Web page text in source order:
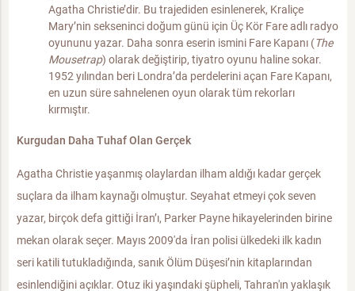
Agatha Christie’dir. Bu trajediden esinlenerek, Kraliçe
Mary’nin sekseninci doğum günü için Üç Kör Fare adlı radyo
oyununu yazar. Daha sonra eserin ismini Fare Kapanı (The
Mousetrap) olarak değiştirip, tiyatro oyunu haline sokar.
1952 yılından beri Londra’da perdelerini açan Fare Kapanı,
en uzun süre sahnelenen oyun olarak tüm rekorları
kırmıştır.
Kurgudan Daha Tuhaf Olan Gerçek
Agatha Christie yaşanmış olaylardan ilham aldığı kadar gerçek
suçlara da ilham kaynağı olmuştur. Seyahat etmeyi çok seven
yazar, birçok defa gittiği İran’ı, Parker Payne hikayelerinden birine
mekan olarak seçer. Mayıs 2009'da İran polisi ülkedeki ilk kadın
seri katili tutukladığında, sanık Ölüm Düşesi’nin kitaplarından
esinlendiğini açıklar. Otuz iki yaşındaki şüpheli, Tahran'ın yaklaşık